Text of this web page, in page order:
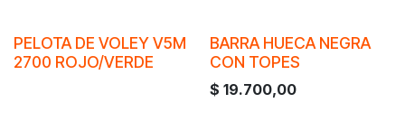
PELOTA DE VOLEY V5M
2700 ROJO/VERDE
BARRA HUECA NEGRA
CON TOPES
$ 19.700,00